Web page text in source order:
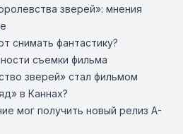
зверей»: мнения
снимать фантастику?
съемки фильма
зверей» стал фильмом
в Каннах?
мог получить новый релиз A-